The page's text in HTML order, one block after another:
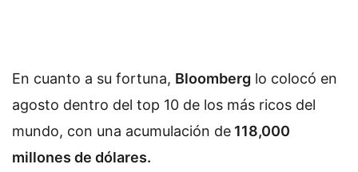
En cuanto a su fortuna, Bloomberg lo colocó en
agosto dentro del top 10 de los más ricos del
mundo, con una acumulación de 118,000
millones de dólares.